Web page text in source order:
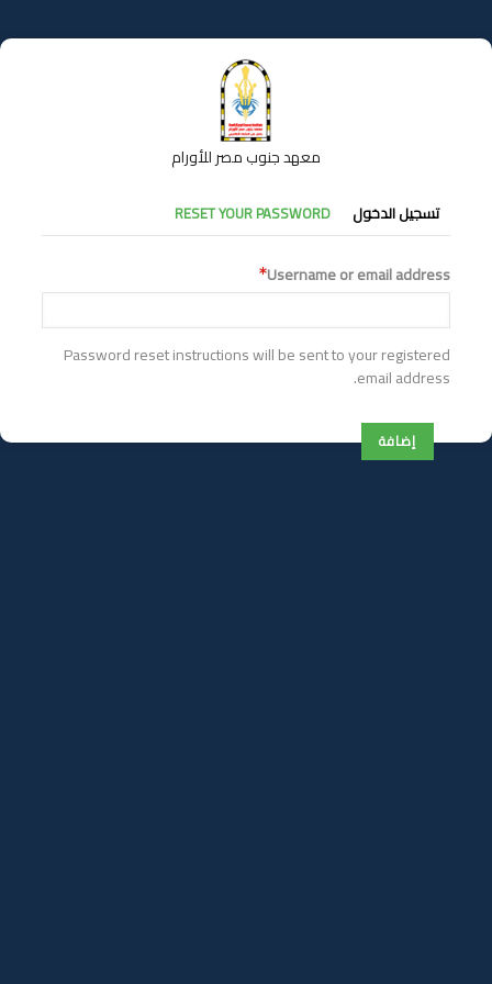
إلى
المحتوى
معهد جنوب مصر للأورام
التبويبات
الأساسية
تسجيل الدخول RESET YOUR PASSWORD
Username or email address
Password reset instructions will be sent to your registered
email address.